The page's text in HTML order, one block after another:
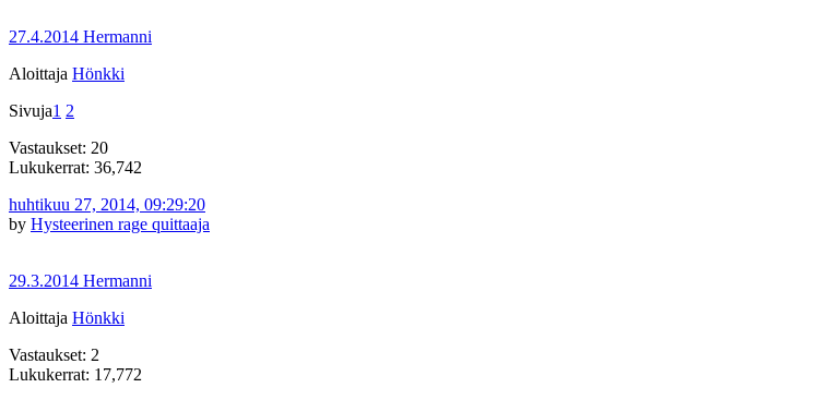
27.4.2014 Hermanni
Aloittaja Hönkki
Sivuja1 2
Vastaukset: 20
Lukukerrat: 36,742
huhtikuu 27, 2014, 09:29:20
by Hysteerinen rage quittaaja
29.3.2014 Hermanni
Aloittaja Hönkki
Vastaukset: 2
Lukukerrat: 17,772